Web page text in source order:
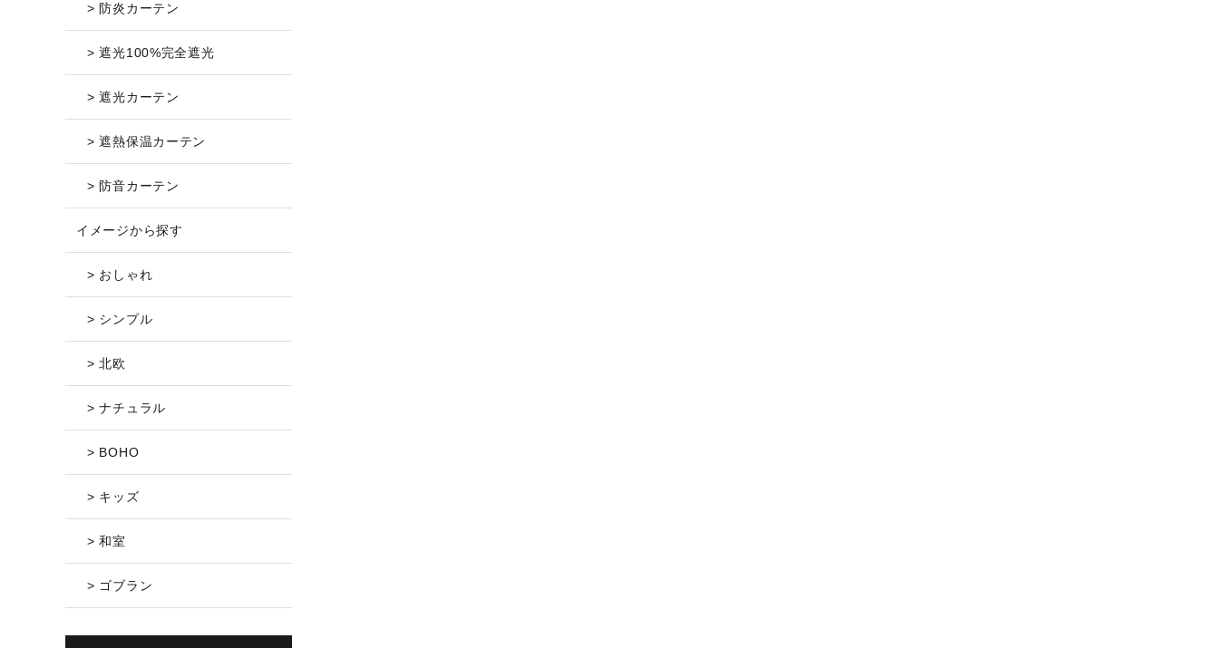
> 防炎カーテン
> 遮光100%完全遮光
> 遮光カーテン
> 遮熱保温カーテン
> 防音カーテン
イメージから探す
> おしゃれ
> シンプル
> 北欧
> ナチュラル
> BOHO
> キッズ
> 和室
> ゴブラン